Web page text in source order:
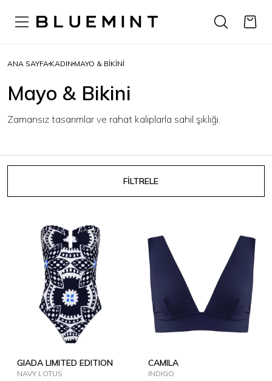
ANA SAYFA KADIN MAYO & BIKINI
Mayo & Bikini
Zamansız tasarımlar ve rahat kalıplarla sahil şıklığı.
FİLTRELE
GIADA LIMITED EDITION
NAVY LOTUS
CAMILA
INDIGO